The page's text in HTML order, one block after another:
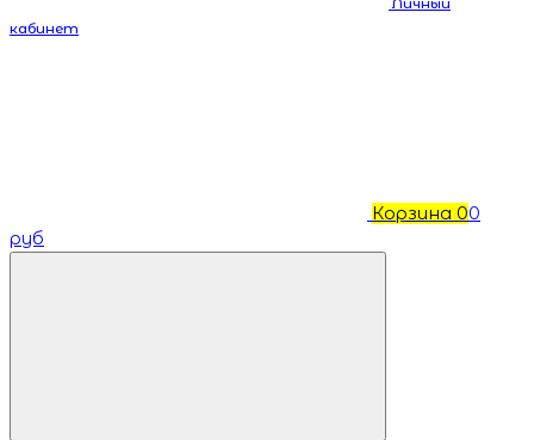
кабинет
Корзина 00
руб